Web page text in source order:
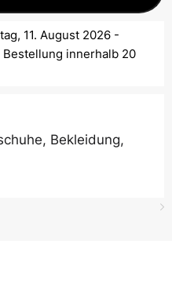
11. August 2026 -
Bestellung innerhalb 20
, Bekleidung,